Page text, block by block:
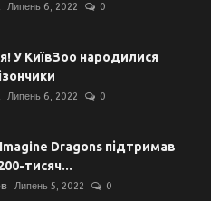
Липень 6, 2022 0
У КиївЗоо народилися
Липень 6, 2022 0
Dragons підтримав
тисяч...
Липень 5, 2022 0